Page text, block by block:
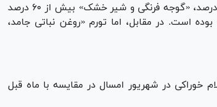
همچنین، تورم «هویج فرنگی، لیمو ترش و پیاز» بالای ۷۰ درصد، «گوجه فرنگی و شیر خشک» بیش از ۶۰ درصد
قرمز و کشمش پلویی» بیش از ۵۰ درصد بوده است. در مقابل، اما تورم «روغن نباتی جامد،
خوراکی در شهریور امسال در مقایسه با ماه قبل